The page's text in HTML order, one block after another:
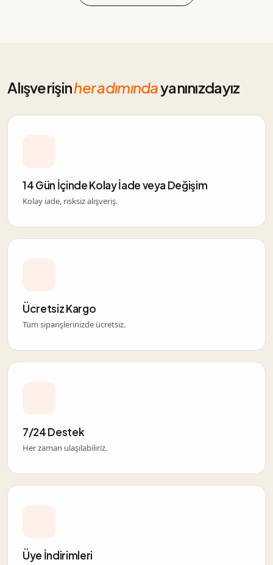
Alışverişinher adımındayanınızdayız
14 Gün İçinde Kolay İade veya Değişim
Kolay iade, risksiz alışveriş.
Ücretsiz Kargo
Tüm siparişlerinizde ücretsiz.
7/24 Destek
Her zaman ulaşılabiliriz.
Üye İndirimleri